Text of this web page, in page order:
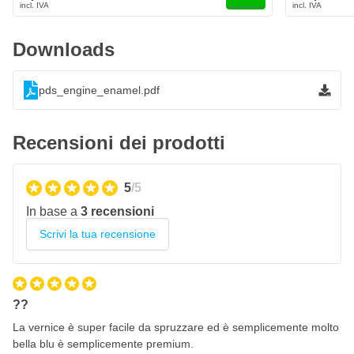
SP120 - Chrysler Hemi-Orange
SP121 - Universal Bright Red
SP122 - Pontiac Blue
SP124 - Gloss Black
SP125 - Ford Dark Blue
SP126 - Early Chrylser Blue
SP127 - Universal Aluminum
SP128 - Gloss Yellow
SP130 - Flat Black
SP132 - Universal Gold
SP134 - Ford Light Blue
Downloads
pds_engine_enamel.pdf
Recensioni dei prodotti
5/5
In base a 3 recensioni
Scrivi la tua recensione
??
La vernice è super facile da spruzzare ed è semplicemente molto
bella blu è semplicemente premium.